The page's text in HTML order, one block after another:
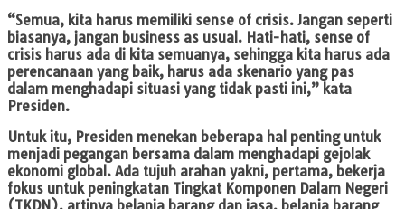
“Semua, kita harus memiliki sense of crisis. Jangan seperti
biasanya, jangan business as usual. Hati-hati, sense of
crisis harus ada di kita semuanya, sehingga kita harus ada
perencanaan yang baik, harus ada skenario yang pas
dalam menghadapi situasi yang tidak pasti ini,” kata
Presiden.
Untuk itu, Presiden menekan beberapa hal penting untuk
menjadi pegangan bersama dalam menghadapi gejolak
ekonomi global. Ada tujuh arahan yakni, pertama, bekerja
fokus untuk peningkatan Tingkat Komponen Dalam Negeri